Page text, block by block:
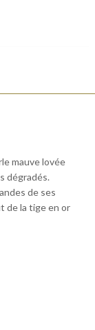
mauve lovée
dégradés.
de ses
de la tige en or